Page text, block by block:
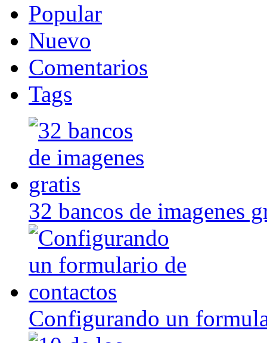
Popular
Nuevo
Comentarios
Tags
32 bancos de imagenes
Configurando un